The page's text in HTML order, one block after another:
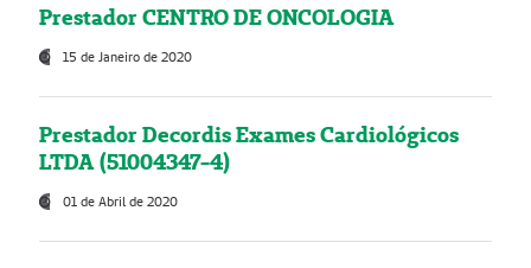
Prestador CENTRO DE ONCOLOGIA
15 de Janeiro de 2020
Prestador Decordis Exames Cardiológicos
LTDA (51004347-4)
01 de Abril de 2020